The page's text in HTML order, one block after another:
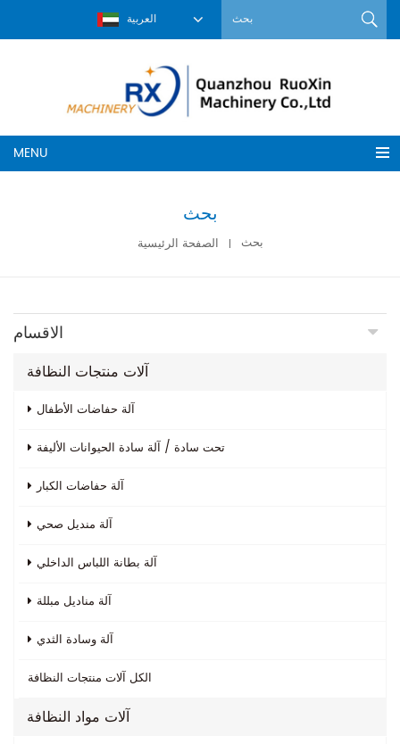
العربية
MENU
بحث
الصفحة الرئيسية بحث
الاقسام
آلات منتجات النظافة
آلة حفاضات الأطفال
تحت سادة / آلة سادة الحيوانات الأليفة
آلة حفاضات الكبار
آلة منديل صحي
آلة بطانة اللباس الداخلي
آلة مناديل مبللة
آلة وسادة الثدي
الكل آلات منتجات النظافة
آلات مواد النظافة